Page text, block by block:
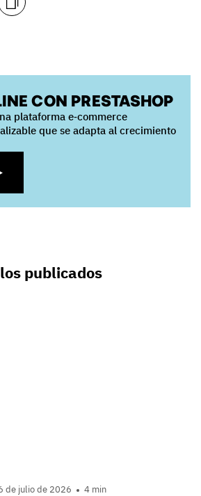
CON PRESTASHOP
plataforma e‑commerce
que se adapta al crecimiento
publicados
de julio de 2026 4 min